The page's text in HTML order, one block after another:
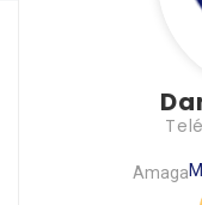
Amaga